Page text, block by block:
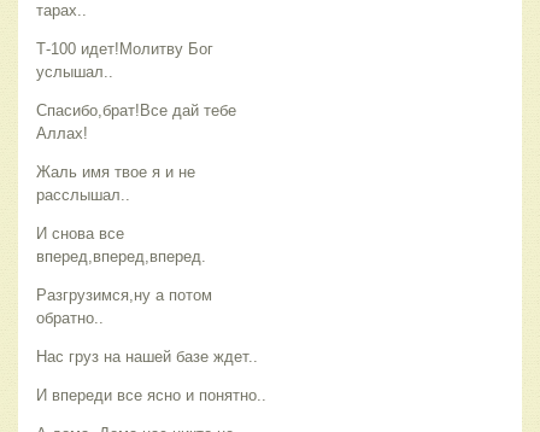
тарах..
Т-100 идет!Молитву Бог
услышал..
Спасибо,брат!Все дай тебе
Аллах!
Жаль имя твое я и не
расслышал..
И снова все
вперед,вперед,вперед.
Разгрузимся,ну а потом
обратно..
Нас груз на нашей базе ждет..
И впереди все ясно и понятно..